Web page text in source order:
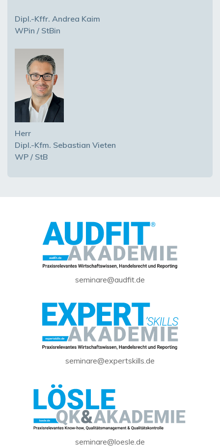
Dipl.-Kffr. Andrea Kaim
WPin / StBin
Herr
Dipl.-Kfm. Sebastian Vieten
WP / StB
seminare@audfit.de
seminare@expertskills.de
seminare@loesle.de